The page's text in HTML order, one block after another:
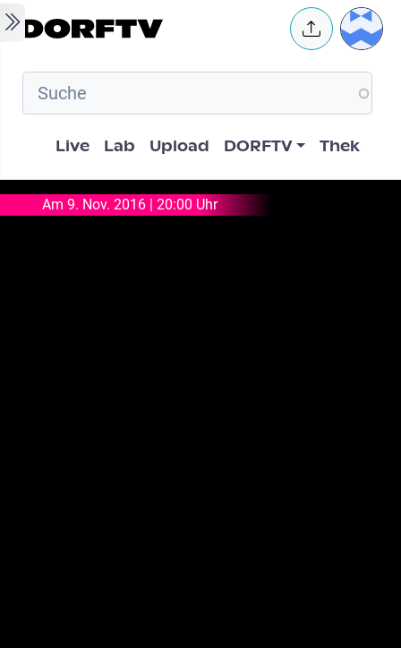
Skip to main content User
Hauptnavigation
Live Lab Upload DORFTV Thek
Am 9. Nov. 2016 | 20:00 Uhr